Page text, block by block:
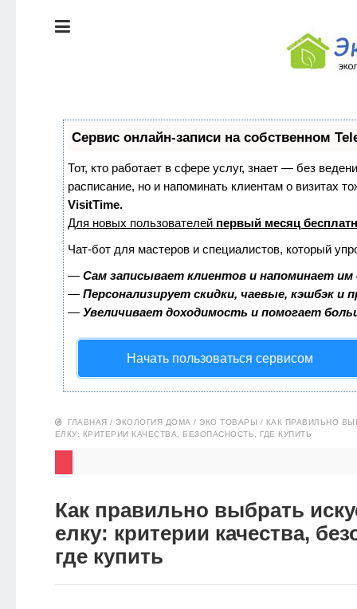
СТИЛЬ
ЭКОЛОГИЯ
ДОМА
КРАСОТА И
ЗДОРОВЬЕ
ПИТАНИЕ
НОВОСТИ
БЛОГ
Сервис онлайн-записи на собственном
Тот, кто работает в сфере услуг, знает — без
расписание, но и напоминать клиентам о
VisitTime.
Для новых пользователей первый месяц
Чат-бот для мастеров и специалистов, который
— Сам записывает клиентов и напоминает им
— Персонализирует скидки, чаевые, кэшбэк и
— Увеличивает доходимость и помогает
Начать пользоваться сервисом
ГЛАВНАЯ / ЭКОЛОГИЯ ДОМА / ЭКО ТОВАРЫ / КАК ПРАВИЛЬНО
ЕЛКУ: КРИТЕРИИ КАЧЕСТВА, БЕЗОПАСНОСТЬ, ГДЕ КУПИТЬ
Как правильно выбрать
елку: критерии качества,
где купить